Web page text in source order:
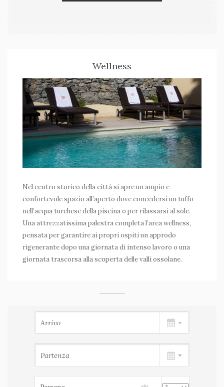
Wellness
Nel centro storico della città si apre un ampio e
confortevole spazio all’aperto dove concedersi un tuffo
nell’acqua turchese della piscina o per rilassarsi al sole.
Una attrezzatissima palestra completa l’area wellness,
pensata per garantire ai propri ospiti un approdo
rigenerante dopo una giornata di intenso lavoro o una
giornata trascorsa alla scoperta delle valli ossolane.